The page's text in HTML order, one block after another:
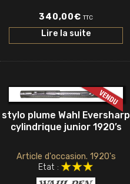
340,00€ TTC
Lire la suite
stylo plume Wahl Eversharp
cylindrique junior 1920’s
Article d'occasion. 1920's
Etat :